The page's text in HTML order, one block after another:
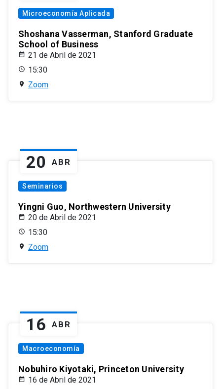
Microeconomía Aplicada
Shoshana Vasserman, Stanford Graduate
School of Business
21 de Abril de 2021
15:30
Zoom
20 ABR
Seminarios
Yingni Guo, Northwestern University
20 de Abril de 2021
15:30
Zoom
16 ABR
Macroeconomía
Nobuhiro Kiyotaki, Princeton University
16 de Abril de 2021